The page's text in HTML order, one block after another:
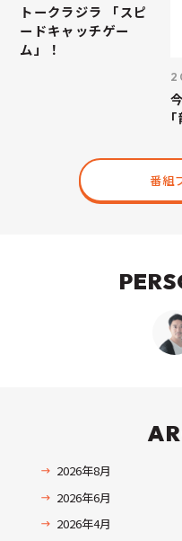
トークラジラ 「スピ
ードキャッチゲー
ム」！
番組
2026年8月
2026年6月
2026年4月